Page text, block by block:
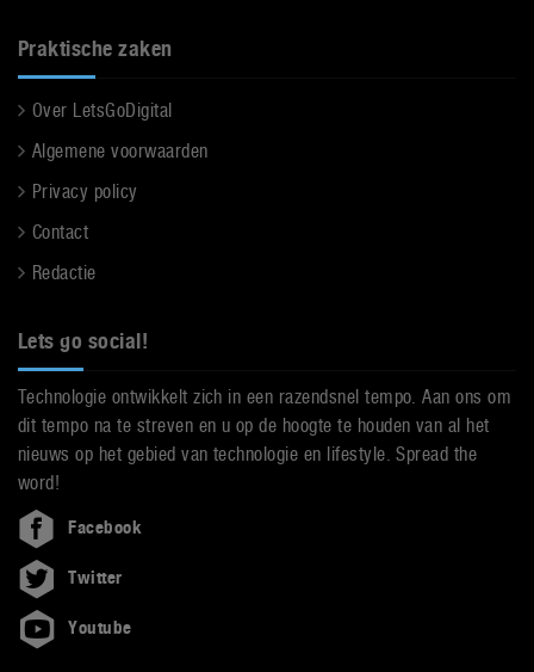
Praktische zaken
Over LetsGoDigital
Algemene voorwaarden
Privacy policy
Contact
Redactie
Lets go social!
Technologie ontwikkelt zich in een razendsnel tempo. Aan ons om
dit tempo na te streven en u op de hoogte te houden van al het
nieuws op het gebied van technologie en lifestyle. Spread the
word!
Facebook
Twitter
Youtube